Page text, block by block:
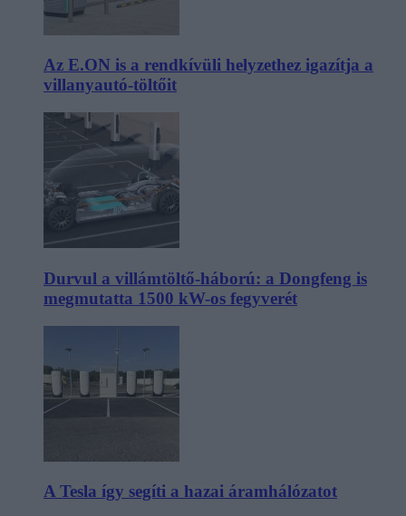
Az E.ON is a rendkívüli helyzethez igazítja a
villanyautó-töltőit
Durvul a villámtöltő-háború: a Dongfeng is
megmutatta 1500 kW-os fegyverét
A Tesla így segíti a hazai áramhálózatot